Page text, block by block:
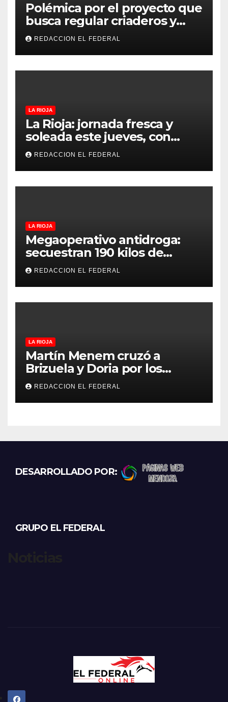
Polémica por el proyecto que
busca regular criaderos y
refugios de perros y gatos:
denuncian excesos, mientras
proteccionistas reclaman
controles más duros
REDACCION EL FEDERAL
LA RIOJA
La Rioja: jornada fresca y
soleada este jueves, con
temperaturas estables para
el viernes
REDACCION EL FEDERAL
LA RIOJA
Megaoperativo antidroga:
secuestran 190 kilos de
marihuana que tenían como
destino La Rioja y Catamarca
REDACCION EL FEDERAL
LA RIOJA
Martín Menem cruzó a
Brizuela y Doria por los
incendios en Guanchín:
“Miente descaradamente”
REDACCION EL FEDERAL
DESARROLLADO POR:
GRUPO EL FEDERAL